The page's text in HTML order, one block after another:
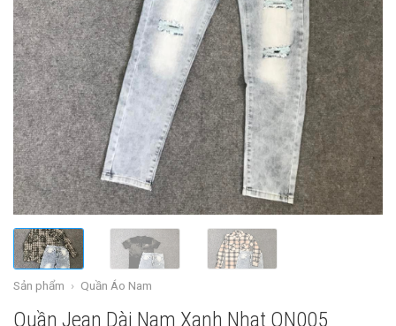
Sản phẩm › Quần Áo Nam
Quần Jean Dài Nam Xanh Nhạt QN005